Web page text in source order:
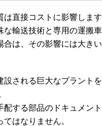
は直接コストに影響しま
な輸送技術と専用の運搬
合は、その影響には大き
設される巨大なプラント
配する部品のドキュメン
はなりません。